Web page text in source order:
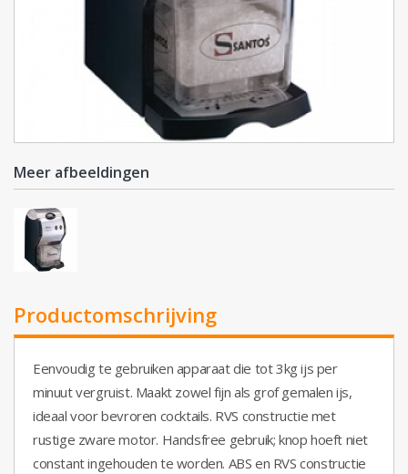
Meer afbeeldingen
Productomschrijving
Eenvoudig te gebruiken apparaat die tot 3kg ijs per
minuut vergruist. Maakt zowel fijn als grof gemalen ijs,
ideaal voor bevroren cocktails. RVS constructie met
rustige zware motor. Handsfree gebruik; knop hoeft niet
constant ingehouden te worden. ABS en RVS constructie